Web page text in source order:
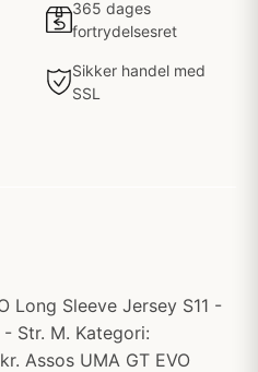
365 dages
fortrydelsesret
Sikker handel med
SSL
Long Sleeve Jersey S11 -
Str. M. Kategori:
Assos UMA GT EVO